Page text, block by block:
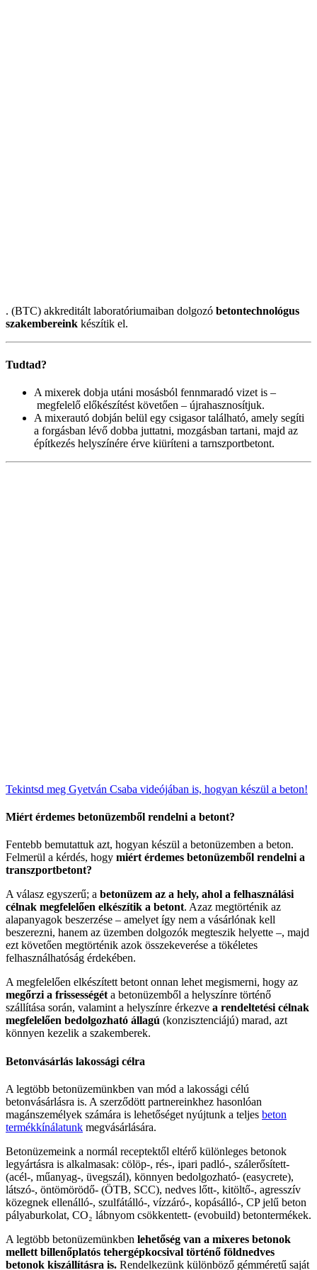
. (BTC) akkreditált laboratóriumaiban dolgozó betontechnológus
szakembereink készítik el.
Tudtad?
A mixerek dobja utáni mosásból fennmaradó vizet is –
megfelelő előkészítést követően – újrahasznosítjuk.
A mixerautó dobján belül egy csigasor található, amely segíti
a forgásban lévő dobba juttatni, mozgásban tartani, majd az
építkezés helyszínére érve kiüríteni a tarnszportbetont.
Tekintsd meg Gyetván Csaba videójában is, hogyan készül a beton!
Miért érdemes betonüzemből rendelni a betont?
Fentebb bemutattuk azt, hogyan készül a betonüzemben a beton.
Felmerül a kérdés, hogy miért érdemes betonüzemből rendelni a
transzportbetont?
A válasz egyszerű; a betonüzem az a hely, ahol a felhasználási
célnak megfelelően elkészítik a betont. Azaz megtörténik az
alapanyagok beszerzése – amelyet így nem a vásárlónak kell
beszerezni, hanem az üzemben dolgozók megteszik helyette –, majd
ezt követően megtörténik azok összekeverése a tökéletes
felhasználhatóság érdekében.
A megfelelően elkészített betont onnan lehet megismerni, hogy az
megőrzi a frissességét a betonüzemből a helyszínre történő
szállítása során, valamint a helyszínre érkezve a rendeltetési célnak
megfelelően bedolgozható állagú (konzisztenciájú) marad, azt
könnyen kezelik a szakemberek.
Betonvásárlás lakossági célra
A legtöbb betonüzemünkben van mód a lakossági célú
betonvásárlásra is. A szerződött partnereinkhez hasonlóan
magánszemélyek számára is lehetőséget nyújtunk a teljes beton
termékkínálatunk megvásárlására.
Betonüzemeink a normál receptektől eltérő különleges betonok
legyártásra is alkalmasak: cölöp-, rés-, ipari padló-, szálerősített-
(acél-, műanyag-, üvegszál), könnyen bedolgozható- (easycrete),
látszó-, öntömörödő- (ÖTB, SCC), nedves lőtt-, kitöltő-, agresszív
közegnek ellenálló-, szulfátálló-, vízzáró-, kopásálló-, CP jelű beton
pályaburkolat, CO₂ lábnyom csökkentett- (evobuild) betontermékek.
A legtöbb betonüzemünkben lehetőség van a mixeres betonok
mellett billenőplatós tehergépkocsival történő földnedves
betonok kiszállításra is. Rendelkezünk különböző gémméretű saját